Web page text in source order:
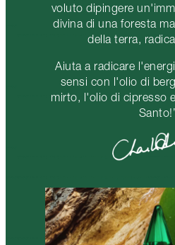
voluto dipingere
divina di una foresta
della terra,
Aiuta a radicare
sensi con l'olio di
mirto, l'olio di cipresso